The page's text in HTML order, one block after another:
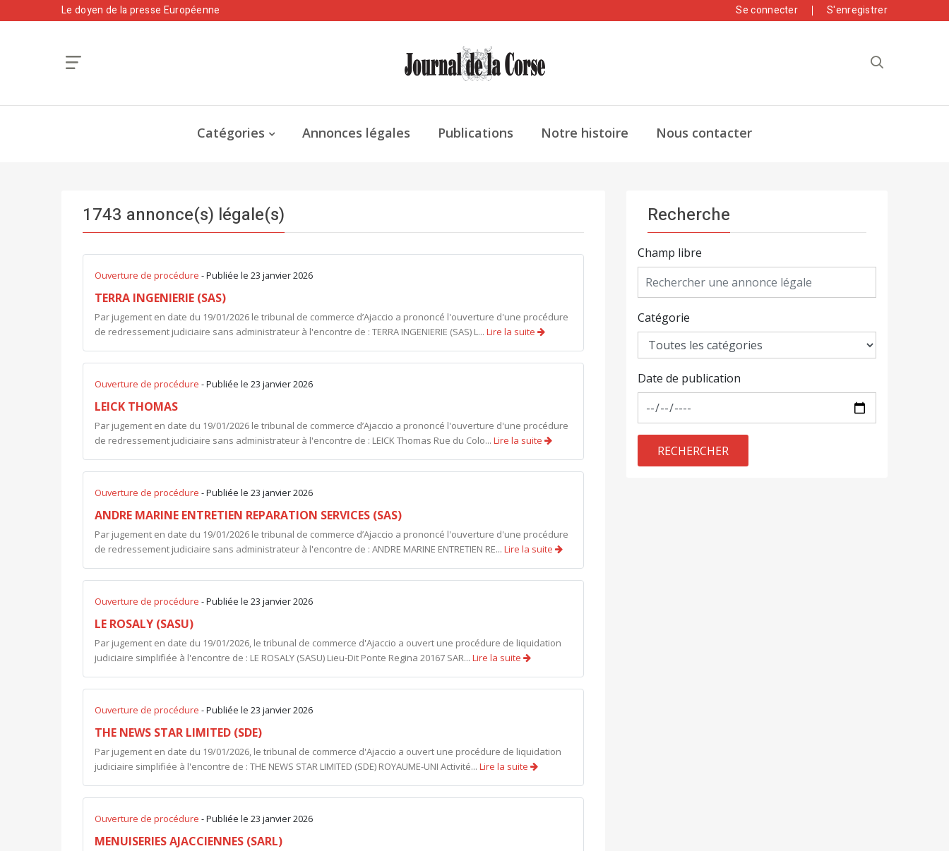
Le doyen de la presse Européenne Se connecter S'enregistrer
Catégories Annonces légales Publications Notre histoire Nous contacter
1743 annonce(s) légale(s)
Ouverture de procédure - Publiée le 23 janvier 2026
TERRA INGENIERIE (SAS)
Par jugement en date du 19/01/2026 le tribunal de commerce d’Ajaccio a prononcé l'ouverture d'une procédure
de redressement judiciaire sans administrateur à l'encontre de : TERRA INGENIERIE (SAS) L... Lire la suite
Ouverture de procédure - Publiée le 23 janvier 2026
LEICK THOMAS
Par jugement en date du 19/01/2026 le tribunal de commerce d’Ajaccio a prononcé l'ouverture d'une procédure
de redressement judiciaire sans administrateur à l'encontre de : LEICK Thomas Rue du Colo... Lire la suite
Ouverture de procédure - Publiée le 23 janvier 2026
ANDRE MARINE ENTRETIEN REPARATION SERVICES (SAS)
Par jugement en date du 19/01/2026 le tribunal de commerce d’Ajaccio a prononcé l'ouverture d'une procédure
de redressement judiciaire sans administrateur à l'encontre de : ANDRE MARINE ENTRETIEN RE... Lire la suite
Ouverture de procédure - Publiée le 23 janvier 2026
LE ROSALY (SASU)
Par jugement en date du 19/01/2026, le tribunal de commerce d'Ajaccio a ouvert une procédure de liquidation
judiciaire simplifiée à l'encontre de : LE ROSALY (SASU) Lieu-Dit Ponte Regina 20167 SAR... Lire la suite
Ouverture de procédure - Publiée le 23 janvier 2026
THE NEWS STAR LIMITED (SDE)
Par jugement en date du 19/01/2026, le tribunal de commerce d'Ajaccio a ouvert une procédure de liquidation
judiciaire simplifiée à l'encontre de : THE NEWS STAR LIMITED (SDE) ROYAUME-UNI Activité... Lire la suite
Ouverture de procédure - Publiée le 23 janvier 2026
MENUISERIES AJACCIENNES (SARL)
Recherche
Champ libre
Catégorie
Date de publication
RECHERCHER